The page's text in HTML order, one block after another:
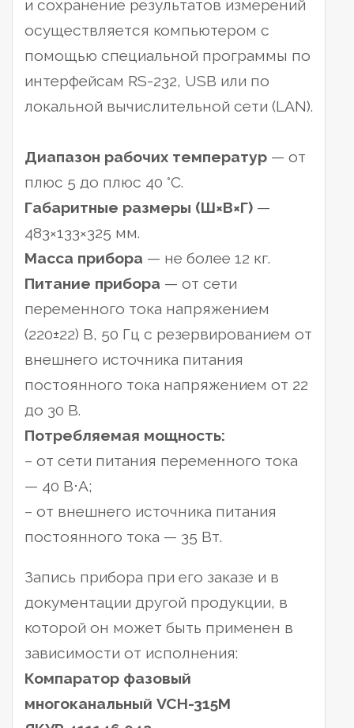
и сохранение результатов измерений
осуществляется компьютером с
помощью специальной программы по
интерфейсам RS-232, USB или по
локальной вычислительной сети (LAN).
Диапазон рабочих температур — от
плюс 5 до плюс 40 °С.
Габаритные размеры (Ш×В×Г) —
483×133×325 мм.
Масса прибора — не более 12 кг.
Питание прибора — от сети
переменного тока напряжением
(220±22) В, 50 Гц с резервированием от
внешнего источника питания
постоянного тока напряжением от 22
до 30 В.
Потребляемая мощность:
– от сети питания переменного тока
— 40 В⋅А;
– от внешнего источника питания
постоянного тока — 35 Вт.
Запись прибора при его заказе и в
документации другой продукции, в
которой он может быть применен в
зависимости от исполнения:
Компаратор фазовый
многоканальный VCH-315M